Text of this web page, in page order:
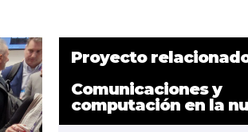
Proyecto
Comunicaciones y
computación en la